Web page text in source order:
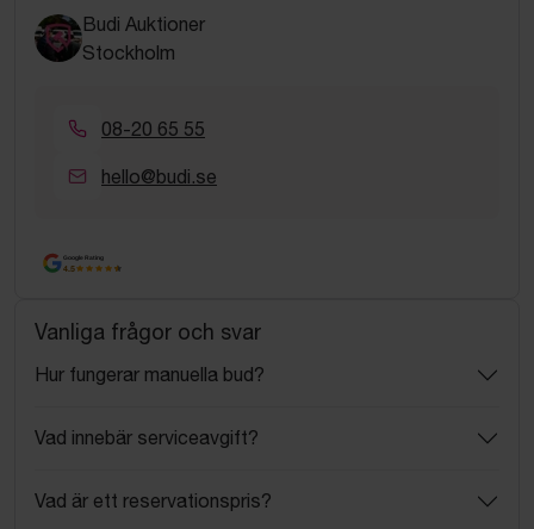
Budi Auktioner
Stockholm
08-20 65 55
hello@budi.se
Google Rating
4.5
Vanliga frågor och svar
Hur fungerar manuella bud?
Vad innebär serviceavgift?
Vad är ett reservationspris?